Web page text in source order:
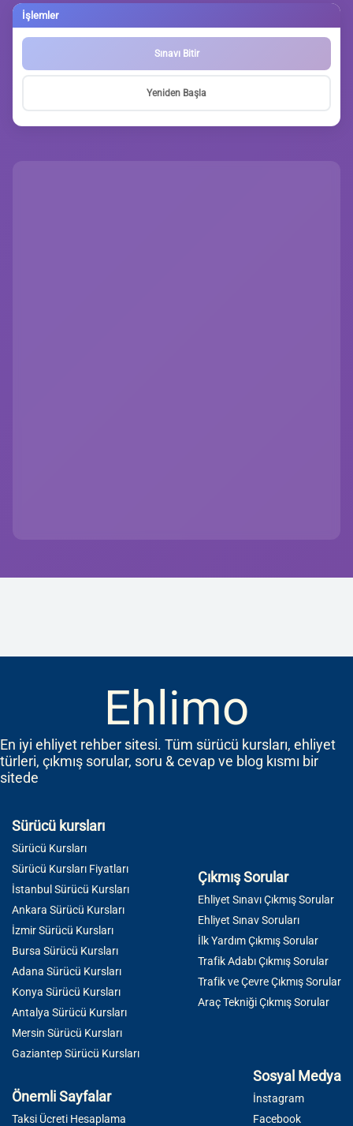
İşlemler
Sınavı Bitir
Yeniden Başla
Ehlimo
En iyi ehliyet rehber sitesi. Tüm sürücü kursları, ehliyet
türleri, çıkmış sorular, soru & cevap ve blog kısmı bir
sitede
Sürücü kursları
Sürücü Kursları
Sürücü Kursları Fiyatları
İstanbul Sürücü Kursları
Ankara Sürücü Kursları
İzmir Sürücü Kursları
Bursa Sürücü Kursları
Adana Sürücü Kursları
Konya Sürücü Kursları
Antalya Sürücü Kursları
Mersin Sürücü Kursları
Gaziantep Sürücü Kursları
Çıkmış Sorular
Ehliyet Sınavı Çıkmış Sorular
Ehliyet Sınav Soruları
İlk Yardım Çıkmış Sorular
Trafik Adabı Çıkmış Sorular
Trafik ve Çevre Çıkmış Sorular
Araç Tekniği Çıkmış Sorular
Önemli Sayfalar
Taksi Ücreti Hesaplama
Sosyal Medya
İnstagram
Facebook